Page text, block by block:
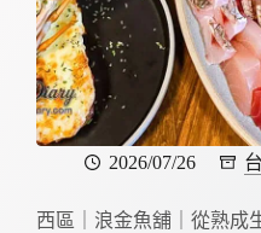
2026/07/26
西區｜浪金魚舖｜從熟成